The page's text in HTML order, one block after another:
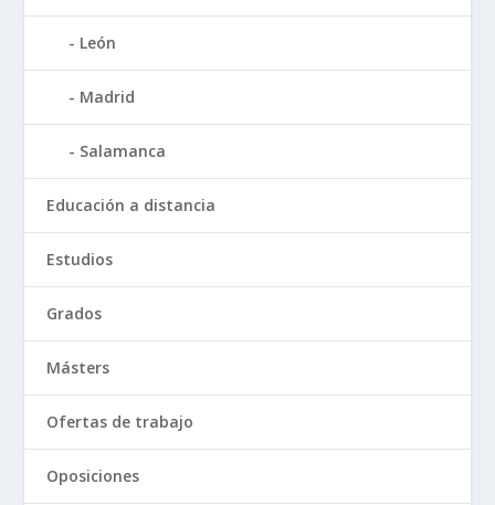
León
Madrid
Salamanca
Educación a distancia
Estudios
Grados
Másters
Ofertas de trabajo
Oposiciones